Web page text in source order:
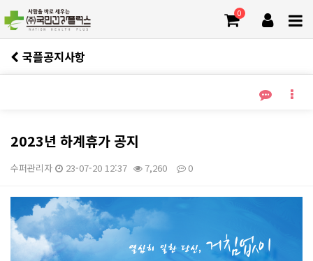
0
국플공지사항
2023년 하계휴가 공지
수퍼관리자 23-07-20 12:37 7,260 0